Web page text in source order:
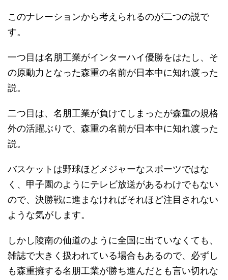
このナレーションから考えられるのが二つの説で
す。
一つ目は名朋工業がインターハイ優勝をはたし、そ
の原動力となった森重の名前が日本中に知れ渡った
説。
二つ目は、名朋工業が負けてしまったが森重の規格
外の活躍ぶりで、森重の名前が日本中に知れ渡った
説。
バスケットは野球ほどメジャーなスポーツではな
く、甲子園のようにテレビ放送があるわけでもない
ので、決勝戦に進まなければそれほど注目されない
ような気がします。
しかし陵南の仙道のように全国に出ていなくても、
雑誌で大きく扱われている場合もあるので、必ずし
も森重擁する名朋工業が勝ち進んだとも言い切れな